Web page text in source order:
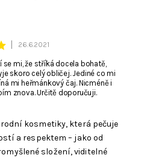
26.6.2021
mi, že stříká docela bohatě,
skoro celý obličej. Jediné co mi
mi heřmánkový čaj. Nicméně i
znova. Určitě doporučuji.
kosmetiky, která pečuje
a respektem – jako od
složení, viditelné